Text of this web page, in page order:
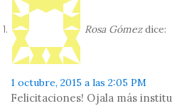
Rosa Gómez dice:
1 octubre, 2015 a las 2:05 PM
Felicitaciones! Ojala más